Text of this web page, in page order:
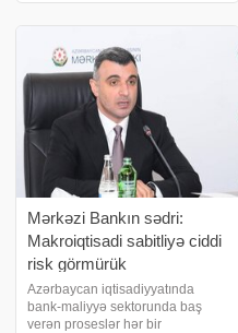
Birjasında başa çatıb. Kapital
Bank istiqrazların
Mərkəzi Bankın sədri:
Makroiqtisadi sabitliyə ciddi
risk görmürük
Azərbaycan iqtisadiyyatında
bank-maliyyə sektorunda baş
verən proseslər hər bir